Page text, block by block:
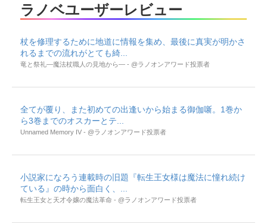
ラノベユーザーレビュー
杖を修理するために地道に情報を集め、最後に真実が明かさ
れるまでの流れがとても綺...
竜と祭礼―魔法杖職人の見地から― - @ラノオンアワード投票者
全てが覆り、また初めての出逢いから始まる御伽噺。1巻か
ら3巻までのオスカーとテ...
Unnamed Memory IV - @ラノオンアワード投票者
小説家になろう連載時の旧題『転生王女様は魔法に憧れ続け
ている』の時から面白く、...
転生王女と天才令嬢の魔法革命 - @ラノオンアワード投票者